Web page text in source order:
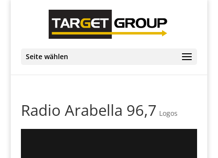
Seite wählen
Radio Arabella 96,7 Logos